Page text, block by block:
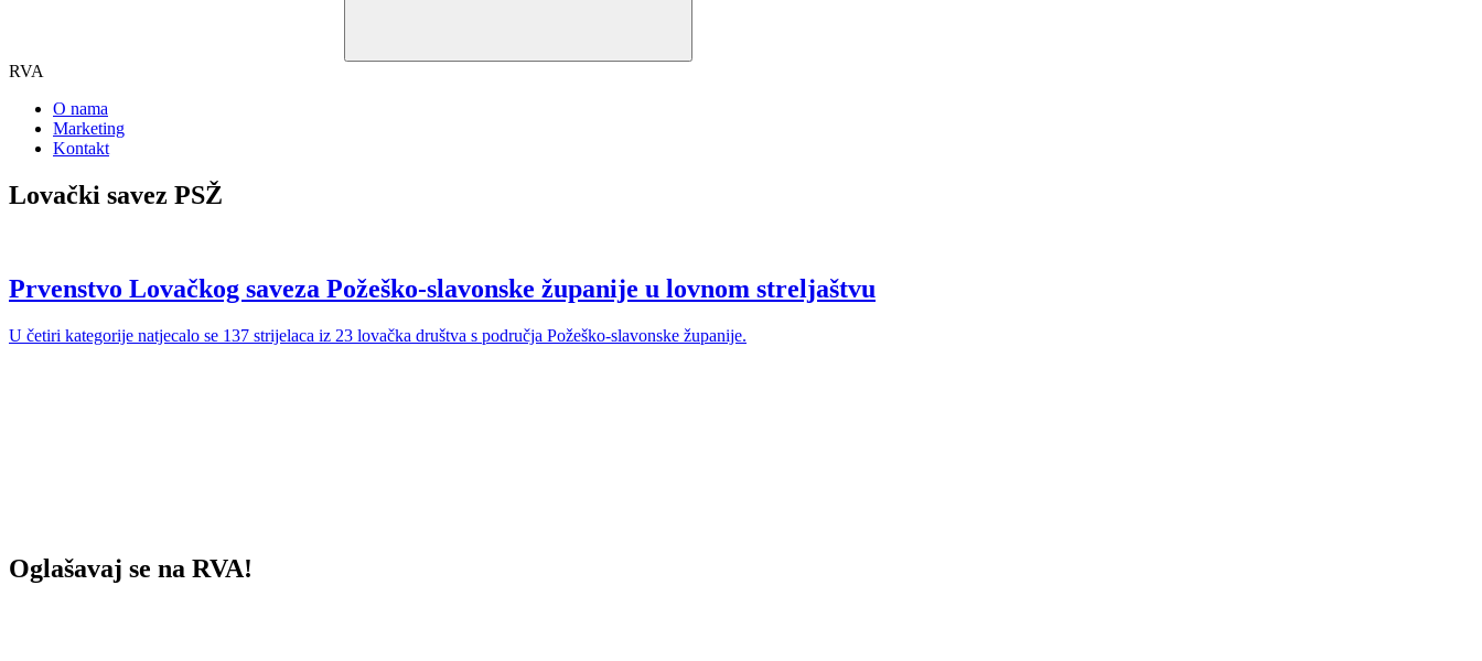
RVA
O nama
Marketing
Kontakt
Lovački savez PSŽ
Prvenstvo Lovačkog saveza Požeško-slavonske županije u lovnom streljaštvu
U četiri kategorije natjecalo se 137 strijelaca iz 23 lovačka društva s područja Požeško-slavonske županije.
Oglašavaj se na RVA!